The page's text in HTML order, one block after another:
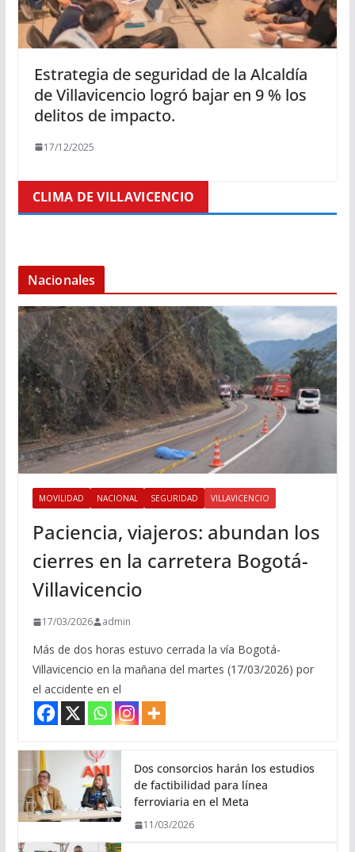
Estrategia de seguridad de la Alcaldía
de Villavicencio logró bajar en 9 % los
delitos de impacto.
17/12/2025
CLIMA DE VILLAVICENCIO
Nacionales
MOVILIDAD NACIONAL SEGURIDAD VILLAVICENCIO
Paciencia, viajeros: abundan los
cierres en la carretera Bogotá-
Villavicencio
17/03/2026 admin
Más de dos horas estuvo cerrada la vía Bogotá-
Villavicencio en la mañana del martes (17/03/2026) por
el accidente en el
Dos consorcios harán los estudios
de factibilidad para línea
ferroviaria en el Meta
11/03/2026